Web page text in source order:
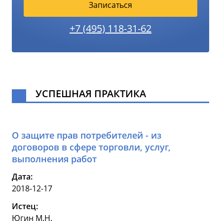
Записаться
+7 (495) 118-31-62
УСПЕШНАЯ ПРАКТИКА
О защите прав потребителей - из
договоров в сфере торговли, услуг,
выполнения работ
Дата:
2018-12-17
Истец:
Югин М.Н.